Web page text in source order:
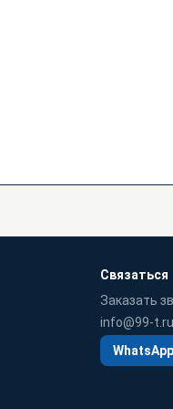
Связаться
Заказать
info@99-t.ru
WhatsApp